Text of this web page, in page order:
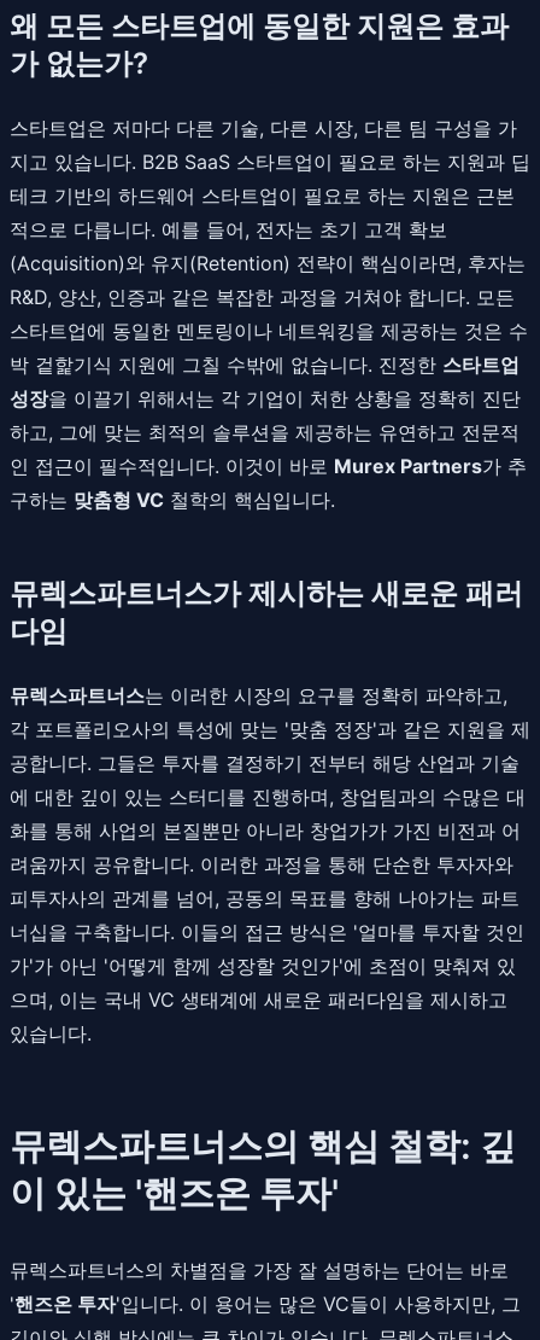
왜 모든 스타트업에 동일한 지원은 효과
가 없는가?
스타트업은 저마다 다른 기술, 다른 시장, 다른 팀 구성을 가
지고 있습니다. B2B SaaS 스타트업이 필요로 하는 지원과 딥
테크 기반의 하드웨어 스타트업이 필요로 하는 지원은 근본
적으로 다릅니다. 예를 들어, 전자는 초기 고객 확보
(Acquisition)와 유지(Retention) 전략이 핵심이라면, 후자는
R&D, 양산, 인증과 같은 복잡한 과정을 거쳐야 합니다. 모든
스타트업에 동일한 멘토링이나 네트워킹을 제공하는 것은 수
박 겉핥기식 지원에 그칠 수밖에 없습니다. 진정한 스타트업
성장을 이끌기 위해서는 각 기업이 처한 상황을 정확히 진단
하고, 그에 맞는 최적의 솔루션을 제공하는 유연하고 전문적
인 접근이 필수적입니다. 이것이 바로 Murex Partners가 추
구하는 맞춤형 VC 철학의 핵심입니다.
뮤렉스파트너스가 제시하는 새로운 패러
다임
뮤렉스파트너스는 이러한 시장의 요구를 정확히 파악하고,
각 포트폴리오사의 특성에 맞는 '맞춤 정장'과 같은 지원을 제
공합니다. 그들은 투자를 결정하기 전부터 해당 산업과 기술
에 대한 깊이 있는 스터디를 진행하며, 창업팀과의 수많은 대
화를 통해 사업의 본질뿐만 아니라 창업가가 가진 비전과 어
려움까지 공유합니다. 이러한 과정을 통해 단순한 투자자와
피투자사의 관계를 넘어, 공동의 목표를 향해 나아가는 파트
너십을 구축합니다. 이들의 접근 방식은 '얼마를 투자할 것인
가'가 아닌 '어떻게 함께 성장할 것인가'에 초점이 맞춰져 있
으며, 이는 국내 VC 생태계에 새로운 패러다임을 제시하고
있습니다.
뮤렉스파트너스의 핵심 철학: 깊
이 있는 '핸즈온 투자'
뮤렉스파트너스의 차별점을 가장 잘 설명하는 단어는 바로
'핸즈온 투자'입니다. 이 용어는 많은 VC들이 사용하지만, 그